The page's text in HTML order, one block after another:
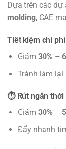
Dựa trên các dự
molding, CAE
Tiết kiệm chi phí
Giảm 30% –
Tránh làm lại
⏱ Rút ngắn thời
Giảm 30% –
Đẩy nhanh